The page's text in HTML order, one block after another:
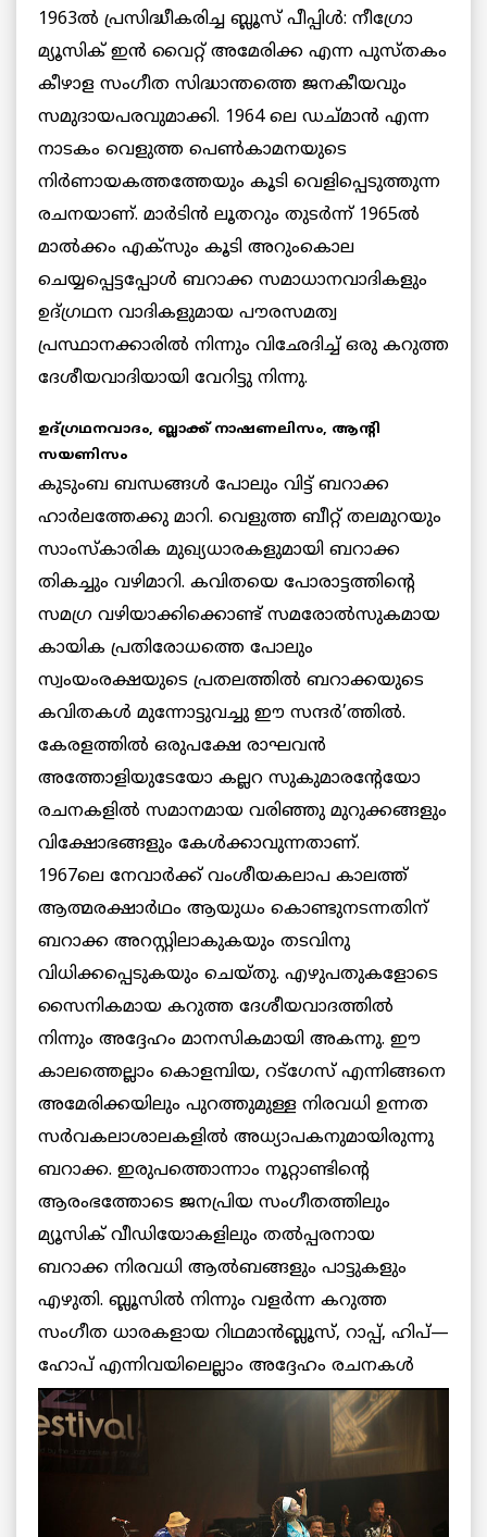
1963ല്‍ പ്രസിദ്ധീകരിച്ച ബ്ലൂസ് പീപ്പിള്‍: നീഗ്രോ
മ്യൂസിക് ഇന്‍ വൈറ്റ് അമേരിക്ക എന്ന പുസ്തകം
കീഴാള സംഗീത സിദ്ധാന്തത്തെ ജനകീയവും
സമുദായപരവുമാക്കി. 1964 ലെ ഡച്മാന്‍ എന്ന
നാടകം വെളുത്ത പെണ്‍കാമനയുടെ
നിര്‍ണായകത്തത്തേയും കൂടി വെളിപ്പെടുത്തുന്ന
രചനയാണ്. മാര്‍ടിന്‍ ലൂതറും തുടര്‍ന്ന് 1965ല്‍
മാല്‍ക്കം എക്‌സും കൂടി അറുംകൊല
ചെയ്യപ്പെട്ടപ്പോള്‍ ബറാക്ക സമാധാനവാദികളും
ഉദ്ഗ്രഥന വാദികളുമായ പൗരസമത്വ
പ്രസ്ഥാനക്കാരില്‍ നിന്നും വിഛേദിച്ച് ഒരു കറുത്ത
ദേശീയവാദിയായി വേറിട്ടു നിന്നു.
ഉദ്ഗ്രഥനവാദം, ബ്ലാക്ക് നാഷണലിസം, ആന്റി
സയണിസം
കുടുംബ ബന്ധങ്ങള്‍ പോലും വിട്ട് ബറാക്ക
ഹാര്‍ലത്തേക്കു മാറി. വെളുത്ത ബീറ്റ് തലമുറയും
സാംസ്‌കാരിക മുഖ്യധാരകളുമായി ബറാക്ക
തികച്ചും വഴിമാറി. കവിതയെ പോരാട്ടത്തിന്റെ
സമഗ്ര വഴിയാക്കിക്കൊണ്ട് സമരോല്‍സുകമായ
കായിക പ്രതിരോധത്തെ പോലും
സ്വംയംരക്ഷയുടെ പ്രതലത്തില്‍ ബറാക്കയുടെ
കവിതകള്‍ മുന്നോട്ടുവച്ചു ഈ സന്ദര്‍’ത്തില്‍.
കേരളത്തില്‍ ഒരുപക്ഷേ രാഘവന്‍
അത്തോളിയുടേയോ കല്ലറ സുകുമാരന്റേയോ
രചനകളില്‍ സമാനമായ വരിഞ്ഞു മുറുക്കങ്ങളും
വിക്ഷോഭങ്ങളും കേള്‍ക്കാവുന്നതാണ്.
1967ലെ നേവാര്‍ക്ക് വംശീയകലാപ കാലത്ത്
ആത്മരക്ഷാര്‍ഥം ആയുധം കൊണ്ടുനടന്നതിന്
ബറാക്ക അറസ്റ്റിലാകുകയും തടവിനു
വിധിക്കപ്പെടുകയും ചെയ്തു. എഴുപതുകളോടെ
സൈനികമായ കറുത്ത ദേശീയവാദത്തില്‍
നിന്നും അദ്ദേഹം മാനസികമായി അകന്നു. ഈ
കാലത്തെല്ലാം കൊളമ്പിയ, റട്‌ഗേസ് എന്നിങ്ങനെ
അമേരിക്കയിലും പുറത്തുമുള്ള നിരവധി ഉന്നത
സര്‍വകലാശാലകളില്‍ അധ്യാപകനുമായിരുന്നു
ബറാക്ക. ഇരുപത്തൊന്നാം നൂറ്റാണ്ടിന്റെ
ആരംഭത്തോടെ ജനപ്രിയ സംഗീതത്തിലും
മ്യൂസിക് വീഡിയോകളിലും തല്‍പ്പരനായ
ബറാക്ക നിരവധി ആല്‍ബങ്ങളും പാട്ടുകളും
എഴുതി. ബ്ലൂസില്‍ നിന്നും വളര്‍ന്ന കറുത്ത
സംഗീത ധാരകളായ റിഥമാന്‍ബ്ലൂസ്, റാപ്പ്, ഹിപ്—
ഹോപ് എന്നിവയിലെല്ലാം അദ്ദേഹം രചനകള്‍